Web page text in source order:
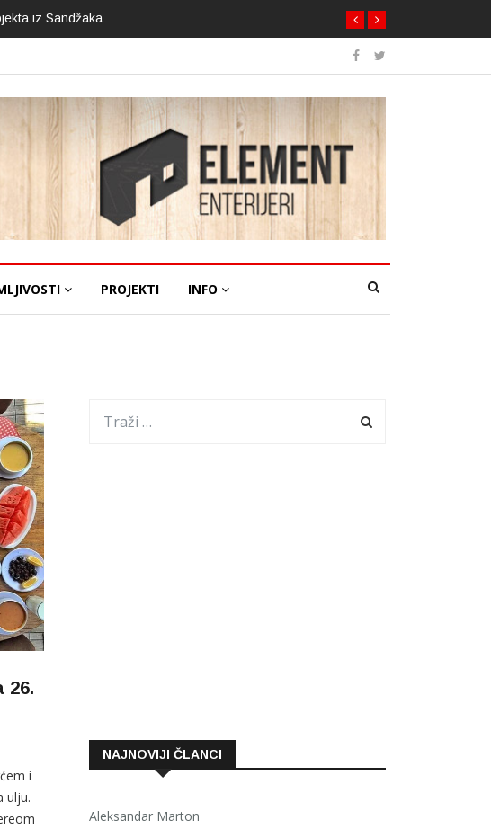
iz Sandžaka
PROJEKTI INFO
26.
i
ulju.
NAJNOVIJI ČLANCI
Aleksandar Marton